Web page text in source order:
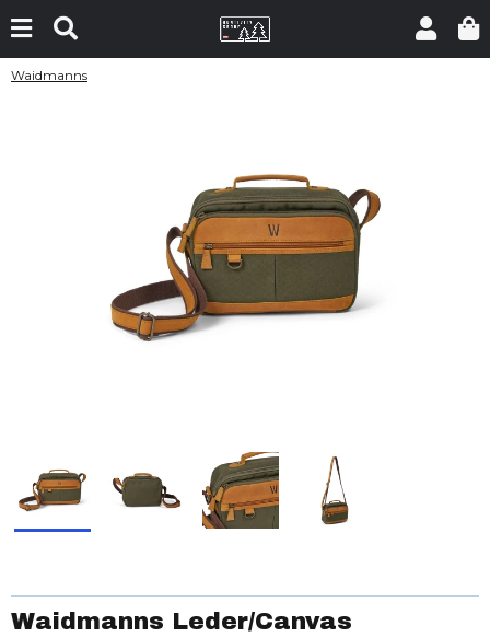
Waidmanns
Waidmanns Leder/Canvas